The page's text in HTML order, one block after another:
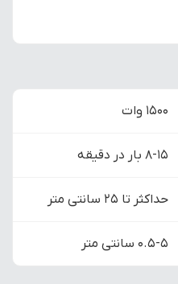
1500 وات
8-15 بار در دقیقه
حداکثر تا 25 سانتی متر
0.5-5 سانتی متر